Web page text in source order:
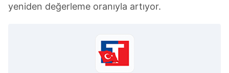
yeniden değerleme oranıyla artıyor.